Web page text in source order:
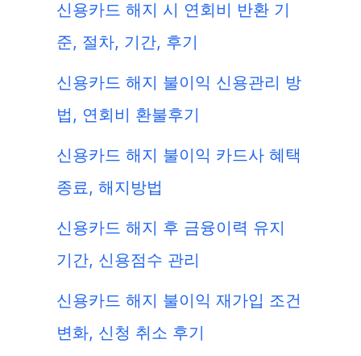
신용카드 해지 시 연회비 반환 기
준, 절차, 기간, 후기
신용카드 해지 불이익 신용관리 방
법, 연회비 환불후기
신용카드 해지 불이익 카드사 혜택
종료, 해지방법
신용카드 해지 후 금융이력 유지
기간, 신용점수 관리
신용카드 해지 불이익 재가입 조건
변화, 신청 취소 후기